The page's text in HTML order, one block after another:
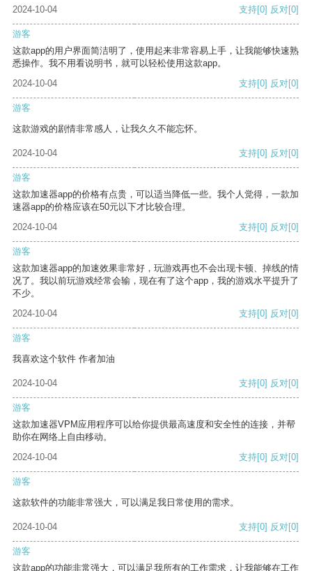
2024-10-04 支持[0] 反对[0]
游客
这款app的用户界面简洁明了，使用起来非常容易上手，让我能够快速熟
悉操作。我不用看说明书，就可以轻松使用这款app。
2024-10-04
支持[0] 反对[0]
游客
这款游戏的剧情非常感人，让我久久不能忘怀。
2024-10-04 支持[0] 反对[0]
游客
这款加速器app的价格有点贵，可以适当降低一些。我个人觉得，一款加
速器app的价格应该在50元以下才比较合理。
2024-10-04
支持[0] 反对[0]
游客
这款加速器app的加速效果非常好，玩游戏再也不会出现卡顿、掉线的情
况了。我以前玩游戏经常会输，现在有了这个app，我的游戏水平提升了
不少。
2024-10-04
支持[0] 反对[0]
游客
我喜欢这个软件 作者加油
2024-10-04 支持[0] 反对[0]
游客
这款加速器VPM应用程序可以给你提供最高速度和安全性的连接，并帮
助你在网络上自由移动。
2024-10-04
支持[0] 反对[0]
游客
这款软件的功能非常强大，可以满足我日常使用的需求。
2024-10-04 支持[0] 反对[0]
游客
这款app的功能非常强大，可以满足我所有的工作需求，让我能够在工作